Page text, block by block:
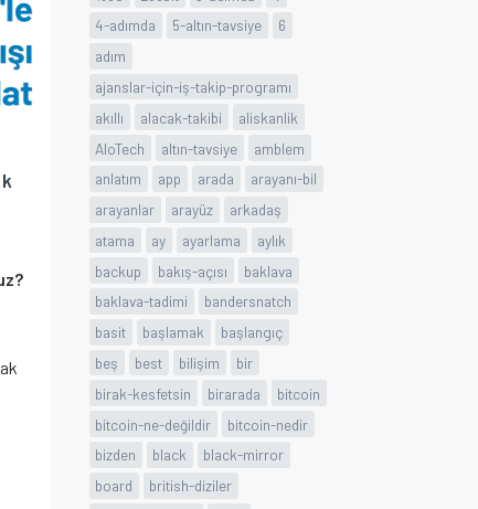
4-adımda
5-altın-tavsiye
6
adım
ajanslar-için-iş-takip-programı
akıllı
alacak-takibi
aliskanlik
AloTech
altın-tavsiye
amblem
anlatım
app arada
arayanı-bil
arayanlar
arayüz
arkadaş
atama
ay ayarlama
aylık
backup
bakış-açısı
baklava
baklava-tadimi
bandersnatch
basit
başlamak
başlangıç
beş
best bilişim
bir
birak-kesfetsin
birarada
bitcoin
bitcoin-ne-değildir
bitcoin-nedir
bizden
black
black-mirror
board
british-diziler